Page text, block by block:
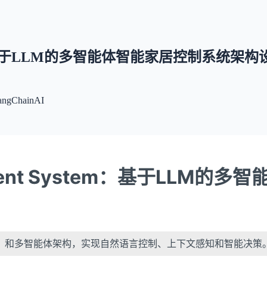
LLM的多智能体智能家居控制系统架构
AI
System：基于LLM的多智
多智能体架构，实现自然语言控制、上下文感知和智能决策。